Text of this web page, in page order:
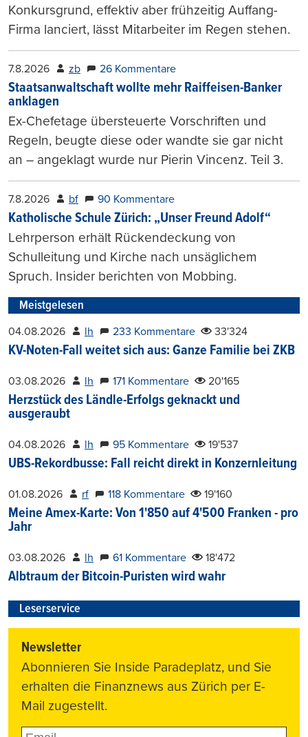
Konkursgrund, effektiv aber frühzeitig Auffang-
Firma lanciert, lässt Mitarbeiter im Regen stehen.
7.8.2026 zb 26 Kommentare
Staatsanwaltschaft wollte mehr Raiffeisen-Banker
anklagen
Ex-Chefetage übersteuerte Vorschriften und
Regeln, beugte diese oder wandte sie gar nicht
an – angeklagt wurde nur Pierin Vincenz. Teil 3.
7.8.2026 bf 90 Kommentare
Katholische Schule Zürich: „Unser Freund Adolf“
Lehrperson erhält Rückendeckung von
Schulleitung und Kirche nach unsäglichem
Spruch. Insider berichten von Mobbing.
Meistgelesen
04.08.2026 lh 233 Kommentare 33'324
KV-Noten-Fall weitet sich aus: Ganze Familie bei ZKB
03.08.2026 lh 171 Kommentare 20'165
Herzstück des Ländle-Erfolgs geknackt und
ausgeraubt
04.08.2026 lh 95 Kommentare 19'537
UBS-Rekordbusse: Fall reicht direkt in Konzernleitung
01.08.2026 rf 118 Kommentare 19'160
Meine Amex-Karte: Von 1'850 auf 4'500 Franken - pro
Jahr
03.08.2026 lh 61 Kommentare 18'472
Albtraum der Bitcoin-Puristen wird wahr
Leserservice
Newsletter
Abonnieren Sie Inside Paradeplatz, und Sie
erhalten die Finanznews aus Zürich per E-
Mail zugestellt.